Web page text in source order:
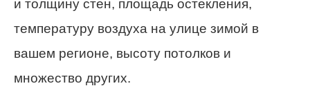
и толщину стен, площадь остекления,
температуру воздуха на улице зимой в
вашем регионе, высоту потолков и
множество других.